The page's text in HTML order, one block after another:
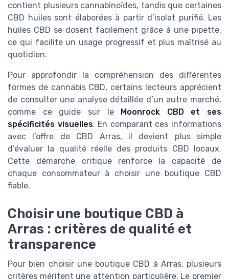
contient plusieurs cannabinoïdes, tandis que certaines
CBD huiles sont élaborées à partir d’isolat purifié. Les
huiles CBD se dosent facilement grâce à une pipette,
ce qui facilite un usage progressif et plus maîtrisé au
quotidien.
Pour approfondir la compréhension des différentes
formes de cannabis CBD, certains lecteurs apprécient
de consulter une analyse détaillée d’un autre marché,
comme ce guide sur le
Moonrock CBD et ses
spécificités visuelles. En comparant ces informations
avec l’offre de CBD Arras, il devient plus simple
d’évaluer la qualité réelle des produits CBD locaux.
Cette démarche critique renforce la capacité de
chaque consommateur à choisir une boutique CBD
fiable.
Choisir une boutique CBD à
Arras : critères de qualité et
transparence
Pour bien choisir une boutique CBD à Arras, plusieurs
critères méritent une attention particulière. Le premier